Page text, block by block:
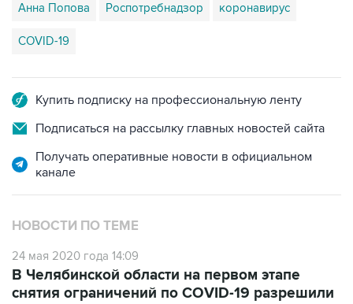
COVID-19
Подписаться на рассылку главных новостей сайта
Получать оперативные новости в официальном
НОВОСТИ ПО ТЕМЕ
24 мая 2020 года 14:09
снятия ограничений по COVID-19 разрешили
прогулки